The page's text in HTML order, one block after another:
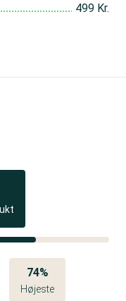
499 Kr.
74%
Højeste